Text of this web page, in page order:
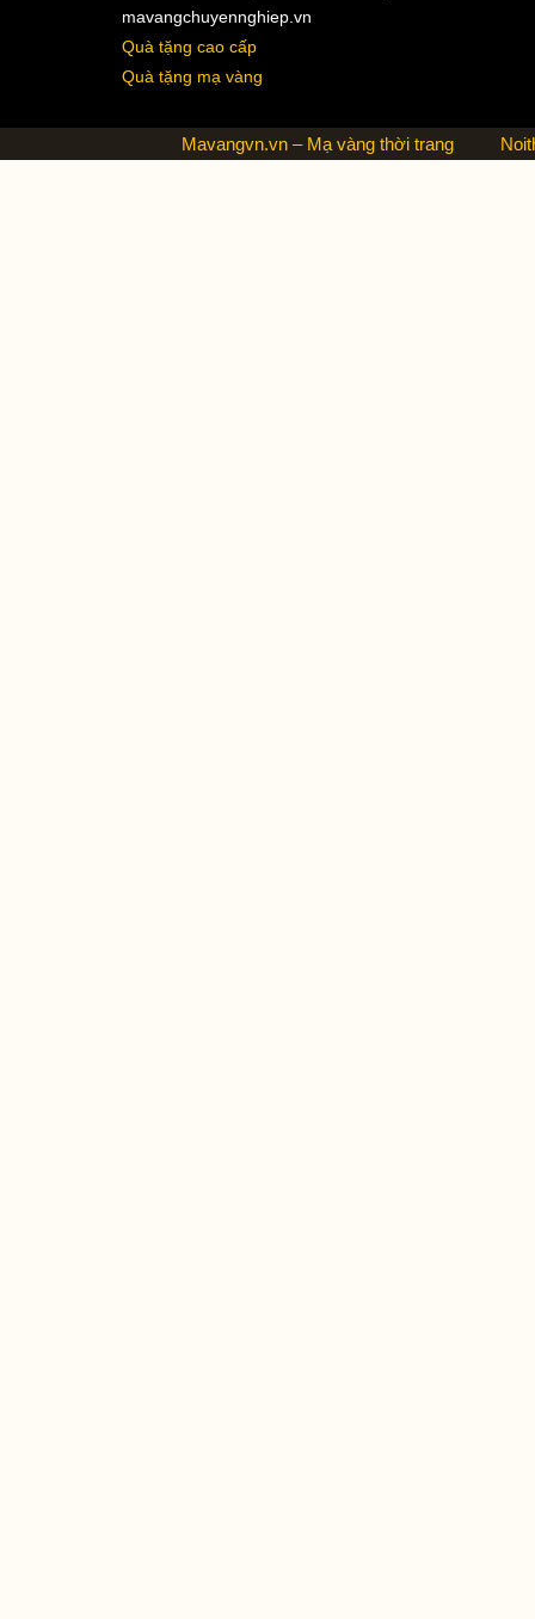
mavangchuyennghiep.vn
Quà tặng cao cấp
Quà tặng mạ vàng
Mavangvn.vn – Mạ vàng thời trang